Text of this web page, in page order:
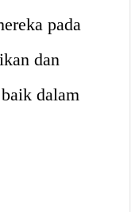
pada
dan
dalam